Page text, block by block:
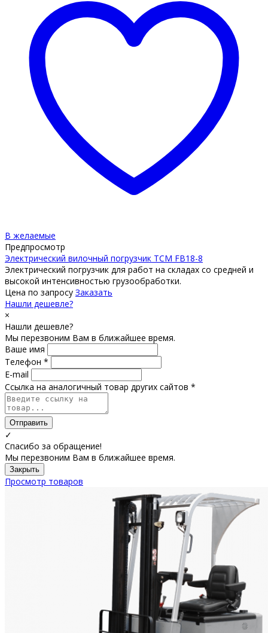
В желаемые
Предпросмотр
Электрический вилочный погрузчик TCM FB18-8
Электрический погрузчик для работ на складах со средней и
высокой интенсивностью грузообработки.
Цена по запросу Заказать
Нашли дешевле?
×
Нашли дешевле?
Мы перезвоним Вам в ближайшее время.
Ваше имя
Телефон *
E-mail
Ссылка на аналогичный товар других сайтов *
Отправить
✓
Спасибо за обращение!
Мы перезвоним Вам в ближайшее время.
Закрыть
Просмотр товаров